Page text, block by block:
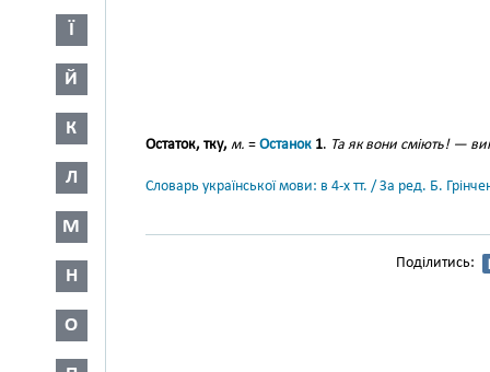
Ї
Й
К
Л
М
Н
О
Остаток, тку, м. = Останок 1. Та як вони сміють! —
Словарь української мови: в 4-х тт. / За ред. Б.
Поділитись: